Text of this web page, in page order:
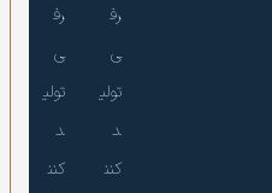
رف
ی
تولی
د
کنن
رف
ی
تولی
د
کنن